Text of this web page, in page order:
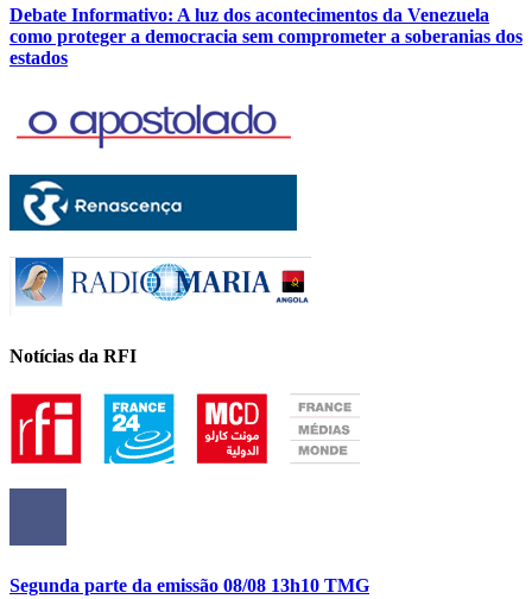
Debate Informativo: A luz dos acontecimentos da Venezuela
como proteger a democracia sem comprometer a soberanias dos
estados
Notícias da RFI
Segunda parte da emissão 08/08 13h10 TMG